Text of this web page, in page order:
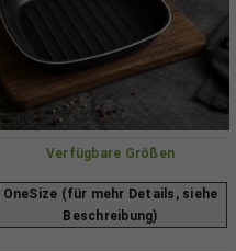
Verfügbare Größen
OneSize (für mehr Details, siehe
Beschreibung)